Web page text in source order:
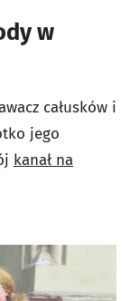
w
całusków i
jego
kanał na